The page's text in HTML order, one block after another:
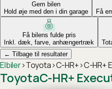
Gem bilen
Hold øje med den i din garage
Få
Få bilens fulde pris
Inkl. dæk, farve, anhængertræk
← Tilbage til resultater
Elbiler›Toyota›C-HR+›C-HR+
ToyotaC-HR+